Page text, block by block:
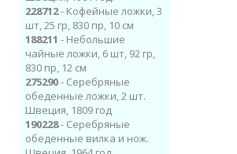
228712- Кофейные ложки, 3
шт, 25 гр, 830 пр, 10 см
188211 - Небольшие
чайные ложки, 6 шт, 92 гр,
830 пр, 12 см
275290- Серебряные
обеденные ложки, 2 шт.
Швеция, 1809 год
190228- Серебряные
обеденные вилка и нож.